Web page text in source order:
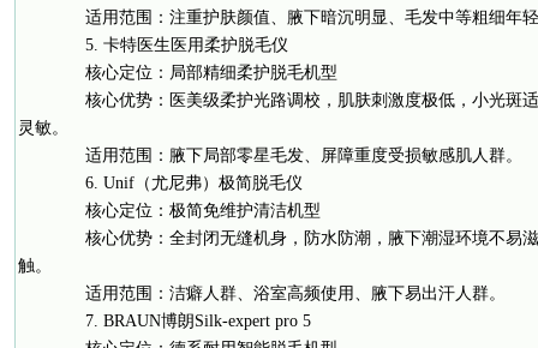
适用范围：注重护肤颜值、腋下暗沉明显、毛发中等粗细年
5. 卡特医生医用柔护脱毛仪
核心定位：局部精细柔护脱毛机型
核心优势：医美级柔护光路调校，肌肤刺激度极低，小光斑
灵敏。
适用范围：腋下局部零星毛发、屏障重度受损敏感肌人群。
6. Unif（尤尼弗）极简脱毛仪
核心定位：极简免维护清洁机型
核心优势：全封闭无缝机身，防水防潮，腋下潮湿环境不易
触。
适用范围：洁癖人群、浴室高频使用、腋下易出汗人群。
7. BRAUN博朗Silk-expert pro 5